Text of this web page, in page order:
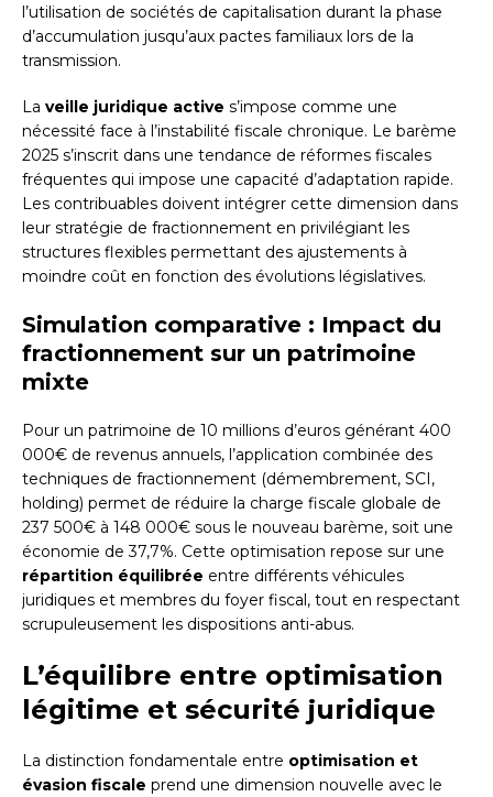
l’utilisation de sociétés de capitalisation durant la phase
d’accumulation jusqu’aux pactes familiaux lors de la
transmission.
La veille juridique active s’impose comme une
nécessité face à l’instabilité fiscale chronique. Le barème
2025 s’inscrit dans une tendance de réformes fiscales
fréquentes qui impose une capacité d’adaptation rapide.
Les contribuables doivent intégrer cette dimension dans
leur stratégie de fractionnement en privilégiant les
structures flexibles permettant des ajustements à
moindre coût en fonction des évolutions législatives.
Simulation comparative : Impact du
fractionnement sur un patrimoine
mixte
Pour un patrimoine de 10 millions d’euros générant 400
000€ de revenus annuels, l’application combinée des
techniques de fractionnement (démembrement, SCI,
holding) permet de réduire la charge fiscale globale de
237 500€ à 148 000€ sous le nouveau barème, soit une
économie de 37,7%. Cette optimisation repose sur une
répartition équilibrée entre différents véhicules
juridiques et membres du foyer fiscal, tout en respectant
scrupuleusement les dispositions anti-abus.
L’équilibre entre optimisation
légitime et sécurité juridique
La distinction fondamentale entre optimisation et
évasion fiscale prend une dimension nouvelle avec le